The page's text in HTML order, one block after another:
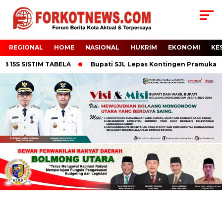
REGIONAL HOME NASIONAL HUKRIM EKONOMI
SISTIM TABELA Bupati SJL Lepas Kontingen Pramuka